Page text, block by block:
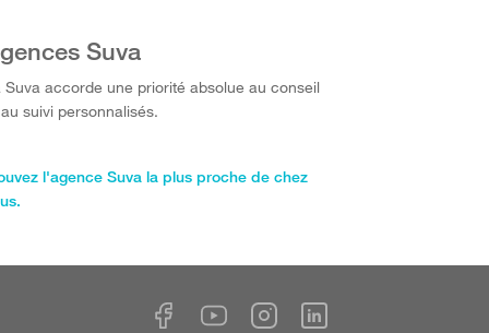
Suva
Suva accorde une priorité absolue au conseil
suivi personnalisés.
l'agence Suva la plus proche de chez